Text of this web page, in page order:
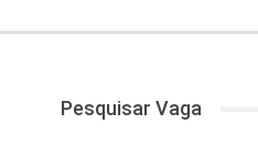
Pesquisar Vaga